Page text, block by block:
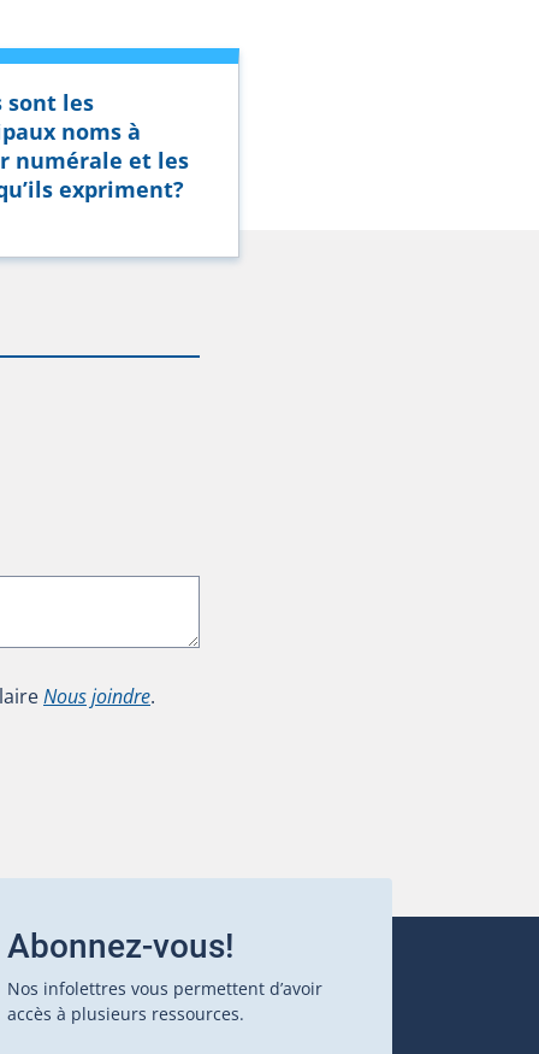
sont les
noms à
numérale et les
expriment?
Nous joindre.
Abonnez-vous!
Nos infolettres vous permettent d’avoir
accès à plusieurs ressources.